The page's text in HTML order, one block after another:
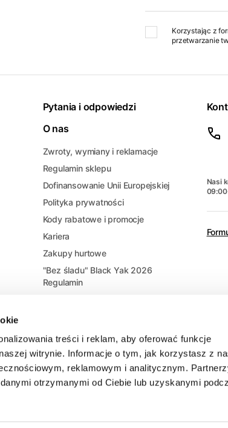
treści i reklam, aby oferować funkcje
witrynie. Informacje o tym, jak korzystasz z
reklamowym i analitycznym.
otrzymanymi od Ciebie lub uzyskanymi
Korzystając z
przetwarzanie
Pytania i odpowiedzi
O nas
Zwroty, wymiany i reklamacje
Regulamin sklepu
Dofinansowanie Unii Europejskiej
Polityka prywatności
Kody rabatowe i promocje
Kariera
Zakupy hurtowe
"Bez śladu" Black Yak 2026
Regulamin
Nasi